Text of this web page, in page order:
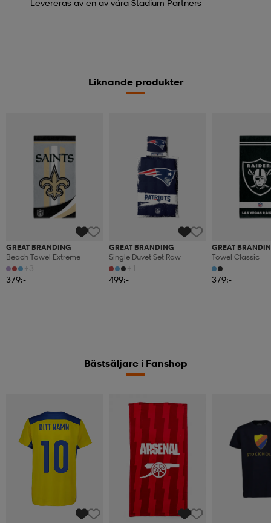
Levereras av en av våra Stadium Partners
Liknande produkter
GREAT BRANDING
Beach Towel Extreme
+3
379:-
GREAT BRANDING
Single Duvet Set Raw
+1
499:-
GREAT
Towel Classic
379:-
Bästsäljare i Fanshop